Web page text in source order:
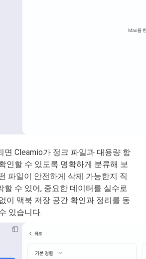
면 Cleamio가 정크 파일과 대용량 항
인할 수 있도록 명확하게 분류해 보
파일이 안전하게 삭제 가능한지 직
할 수 있어, 중요한 데이터를 실수로
이 맥북 저장 공간 확인과 정리를 동
있습니다.